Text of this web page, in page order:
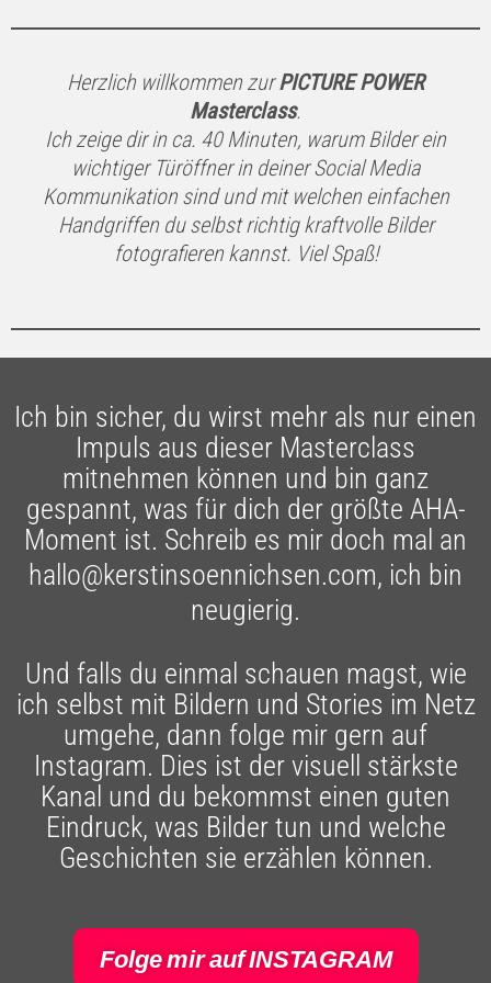
Herzlich willkommen zurPICTURE POWER
Masterclass.
Ich zeige dir in ca. 40 Minuten, warum Bilder ein
wichtiger Türöffner in deiner Social Media
Kommunikation sind und mit welchen einfachen
Handgriffen du selbst richtig kraftvolle Bilder
fotografieren kannst. Viel Spaß!
Ich bin sicher, du wirst mehr als nur einen
Impuls aus dieser Masterclass
mitnehmen können und bin ganz
gespannt, was für dich der größte AHA-
Moment ist. Schreib es mir doch mal an
hallo@kerstinsoennichsen.com, ich bin
neugierig.
Und falls du einmal schauen magst, wie
ich selbst mit Bildern und Stories im Netz
umgehe, dann folge mir gern auf
Instagram. Dies ist der visuell stärkste
Kanal und du bekommst einen guten
Eindruck, was Bilder tun und welche
Geschichten sie erzählen können.
Folge mir auf INSTAGRAM